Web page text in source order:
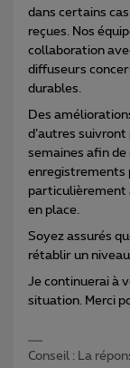
dans certains
reçues. Nos
collaboration
diffuseurs
durables.
Des
d’autres
semaines afin de
enregistrements
particulièrement
en place.
Soyez assurés
rétablir un
Je continuerai à
situation. Merci
Conseil : La